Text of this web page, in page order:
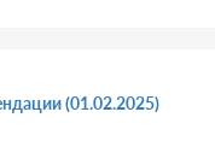
(01.02.2025)